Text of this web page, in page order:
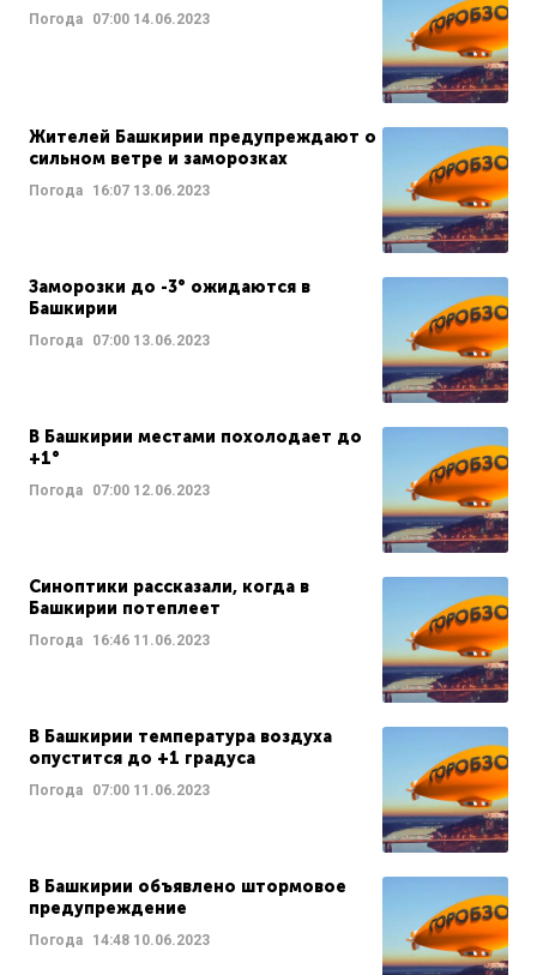
Погода 07:00 14.06.2023
Жителей Башкирии предупреждают о
сильном ветре и заморозках
Погода 16:07 13.06.2023
Заморозки до -3° ожидаются в
Башкирии
Погода 07:00 13.06.2023
В Башкирии местами похолодает до
+1°
Погода 07:00 12.06.2023
Синоптики рассказали, когда в
Башкирии потеплеет
Погода 16:46 11.06.2023
В Башкирии температура воздуха
опустится до +1 градуса
Погода 07:00 11.06.2023
В Башкирии объявлено штормовое
предупреждение
Погода 14:48 10.06.2023